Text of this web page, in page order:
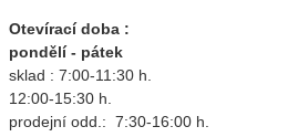
Otevírací doba :
pondělí - pátek
sklad : 7:00-11:30 h.
12:00-15:30 h.
prodejní odd.: 7:30-16:00 h.